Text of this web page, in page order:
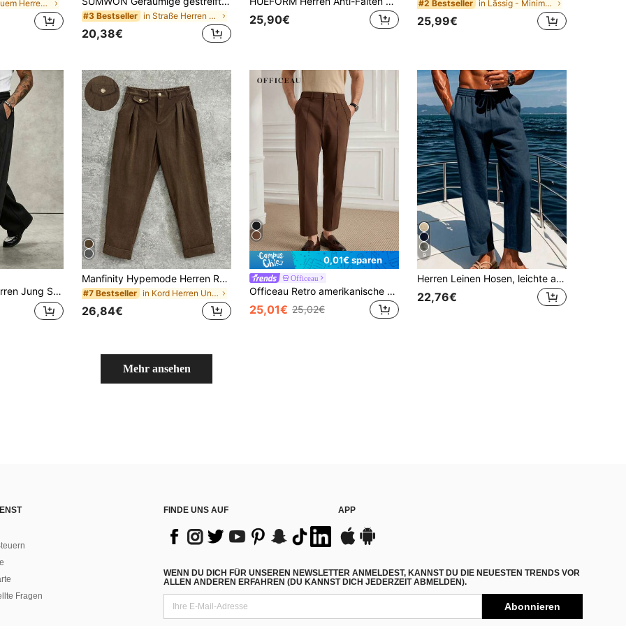
in Bequem Herren Hosen
#3 Bestseller in Straße Herren Hosen
20,38€
25,90€
#2 Bestseller in Lässig - Minimalistischer Stil Herren Hosen
25,99€
Sport Jogginghose
Manfinity Hypemode Herren Retro Cord Neapolitaner Lässig Anzughose, Cord Hose für Herbst und Winter, Geschenk für den Freund, schlichte lange Hose, für Ehemann
#7 Bestseller in Kord Herren Unterteile
26,84€
0,01€ sparen
Officeau
Officeau Retro amerikanische Cargo Einfarbig Slim Fit Casual Hose, Old Money Herren Slim Fit Seitentasche Reißverschluss Business Casual Hose, Herbst
25,01€ 25,02€
9
Herren Leinen Hosen, leichte atmungsaktive Sommerhosen mit Kordelzug, Leinen Hosen mit elastischem Bund für Herren, Casual Urlaub, Lässig Reisen und Pendeln
22,76€
Mehr ansehen
Fragen
FINDE UNS AUF APP
WENN DU DICH FÜR UNSEREN NEWSLETTER ANMELDEST, KANNST DU DIE NEUESTEN TRENDS VOR
ALLEN ANDEREN ERFAHREN (DU KANNST DICH JEDERZEIT ABMELDEN).
Abonnieren